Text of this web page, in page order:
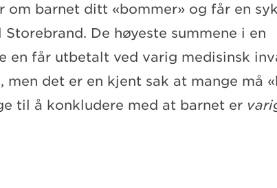
om barnet ditt «bommer» og får en
De høyeste summene i en
en får utbetalt ved varig medisinsk
men det er en kjent sak at mange må
til å konkludere med at barnet er